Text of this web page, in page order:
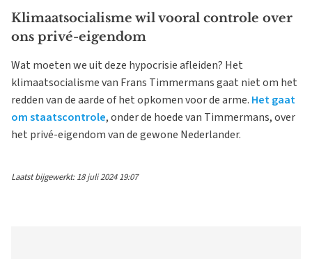
Klimaatsocialisme wil vooral controle over
ons privé-eigendom
Wat moeten we uit deze hypocrisie afleiden? Het
klimaatsocialisme van Frans Timmermans gaat niet om het
redden van de aarde of het opkomen voor de arme. Het gaat
om staatscontrole, onder de hoede van Timmermans, over
het privé-eigendom van de gewone Nederlander.
Laatst bijgewerkt: 18 juli 2024 19:07